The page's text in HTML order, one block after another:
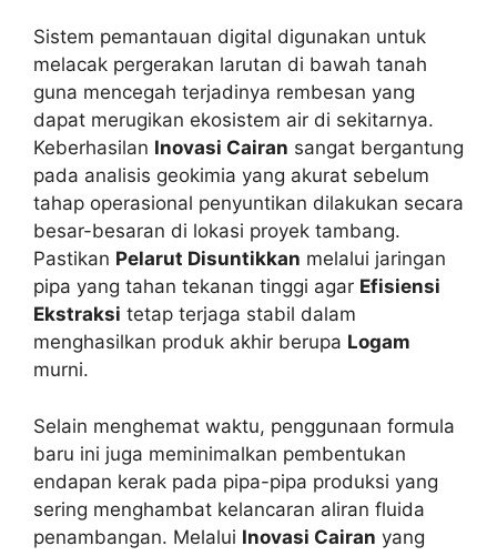
Sistem pemantauan digital digunakan untuk
melacak pergerakan larutan di bawah tanah
guna mencegah terjadinya rembesan yang
dapat merugikan ekosistem air di sekitarnya.
Keberhasilan Inovasi Cairan sangat bergantung
pada analisis geokimia yang akurat sebelum
tahap operasional penyuntikan dilakukan secara
besar-besaran di lokasi proyek tambang.
Pastikan Pelarut Disuntikkan melalui jaringan
pipa yang tahan tekanan tinggi agar Efisiensi
Ekstraksi tetap terjaga stabil dalam
menghasilkan produk akhir berupa Logam
murni.
Selain menghemat waktu, penggunaan formula
baru ini juga meminimalkan pembentukan
endapan kerak pada pipa-pipa produksi yang
sering menghambat kelancaran aliran fluida
penambangan. Melalui Inovasi Cairan yang